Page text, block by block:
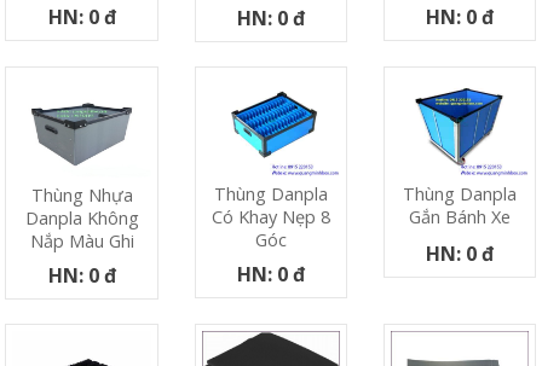
HN: 0 đ HN: 0 đ HN: 0 đ
Thùng Nhựa
Danpla Không
Nắp Màu Ghi
HN: 0 đ
Thùng Danpla
Có Khay Nẹp 8
Góc
HN: 0 đ
Thùng Danpla
Gắn Bánh Xe
HN: 0 đ